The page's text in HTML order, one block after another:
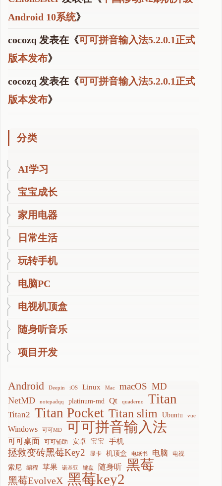
Android 10系统》
cocozq 发表在《可可拼音输入法5.2.0.1正式
版本发布》
cocozq 发表在《可可拼音输入法5.2.0.1正式
版本发布》
分类
AI学习
宝宝成长
家用电器
日常生活
玩转手机
电脑PC
电视机顶盒
随身听音乐
项目开发
Android Deepin iOS Linux Mac macOS MD
NetMD notepadqq platinum-md Qt quaderno Titan
Titan2 Titan Pocket Titan slim Ubuntu vue
Windows 可可MD 可可拼音输入法
可可桌面 可可辅助 安卓 宝宝 手机
拯救变砖黑莓Key2 显卡 机顶盒 电纸书 电脑 电视
索尼 编程 苹果 诺基亚 键盘 随身听 黑莓
黑莓EvolveX 黑莓key2